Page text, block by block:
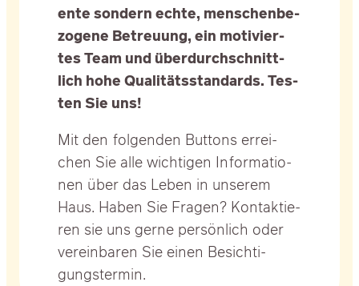
en­te son­dern ech­te, men­schen­be­
zo­ge­ne Betreu­ung, ein moti­vier­
tes Team und über­durch­schnitt­
lich hohe Qua­li­täts­stan­dards. Tes­
ten Sie uns!
Mit den fol­gen­den But­tons errei­
chen Sie alle wich­ti­gen Infor­ma­tio­
nen über das Leben in unse­rem
Haus. Haben Sie Fra­gen? Kon­tak­tie­
ren sie uns ger­ne per­sön­lich oder
ver­ein­ba­ren Sie einen Besich­ti­
gungs­ter­min.